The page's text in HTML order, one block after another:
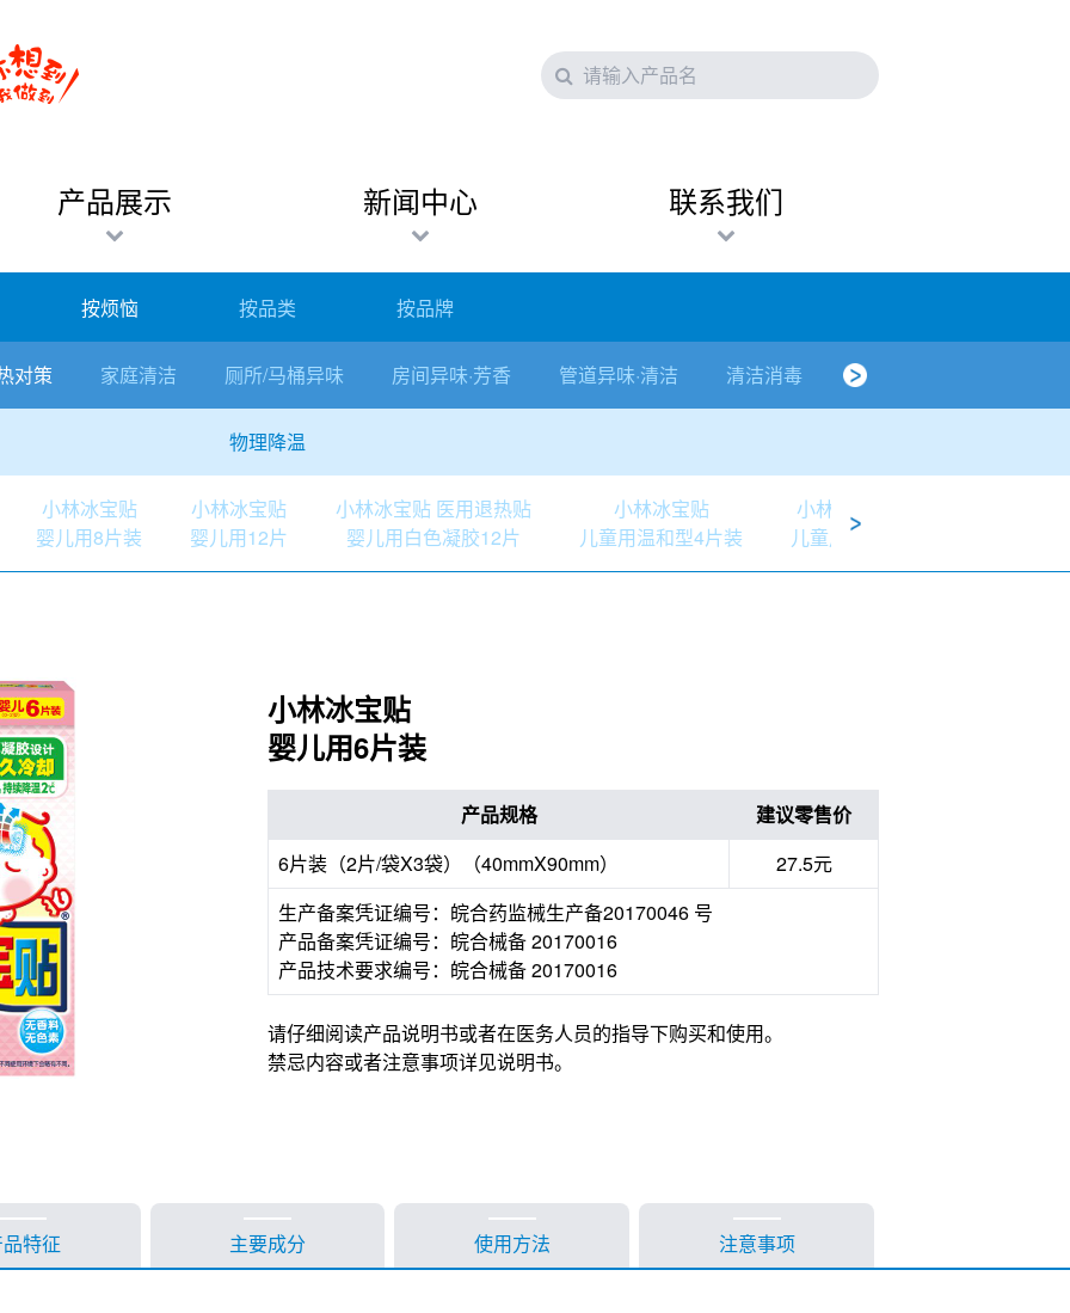
产品展示 新闻中心 联系我们
按烦恼 按品类 按品牌
对策 家庭清洁 厕所/马桶异味 房间异味·芳香 管道异味·清洁 清洁消毒 口腔护理
物理降温
小林冰宝贴
婴儿用8片装
小林冰宝贴
婴儿用12片
小林冰宝贴 医用退热贴
婴儿用白色凝胶12片
小林冰宝贴
儿童用温和型4片装
小林冰宝贴
儿童用6片装
小林冰宝贴
婴儿用6片装
产品规格
建议零售价
6片装（2片/袋X3袋）（40mmX90mm）
27.5元
生产备案凭证编号：皖合药监械生产备20170046 号
产品备案凭证编号：皖合械备 20170016
产品技术要求编号：皖合械备 20170016
请仔细阅读产品说明书或者在医务人员的指导下购买和使用。
禁忌内容或者注意事项详见说明书。
特征 主要成分 使用方法 注意事项